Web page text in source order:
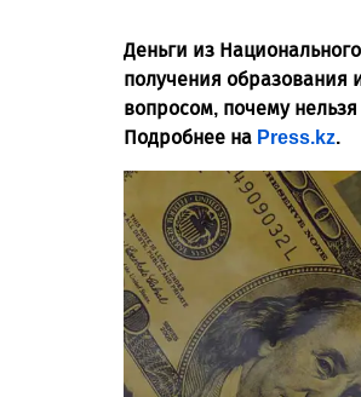
Деньги из
получения образования
вопросом, почему
Подробнее на Press.kz.